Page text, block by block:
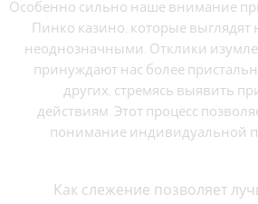
Особенно сильно наше внимание
Пинко казино, которые
неоднозначными. Отклики
принуждают нас более
других, стремясь выявить
действиям. Этот процесс
понимание индивидуальной
Как слежение позволяет